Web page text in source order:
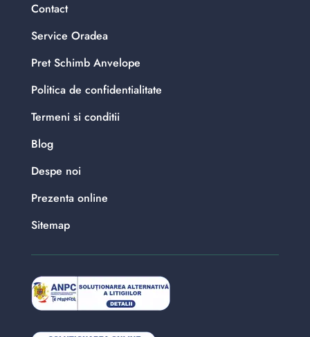
Contact
Service Oradea
Pret Schimb Anvelope
Politica de confidentialitate
Termeni si conditii
Blog
Despe noi
Prezenta online
Sitemap